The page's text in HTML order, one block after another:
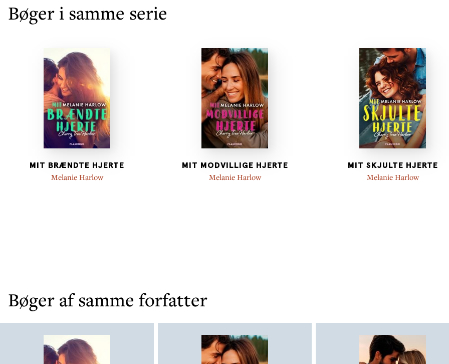
Bøger i samme serie
MIT BRÆNDTE HJERTE
Melanie Harlow
MIT MODVILLIGE HJERTE
Melanie Harlow
MIT SKJULTE HJERTE
Melanie Harlow
Bøger af samme forfatter